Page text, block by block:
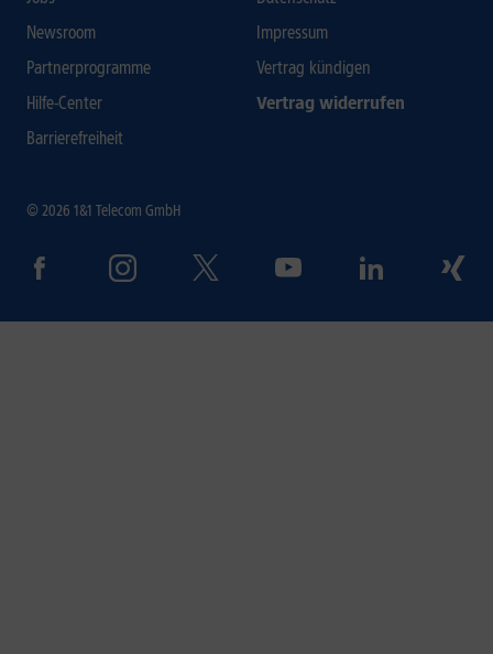
Newsroom
Partnerprogramme
Hilfe-Center
Barrierefreiheit
Impressum
Vertrag kündigen
Vertrag widerrufen
© 2026 1&1 Telecom GmbH